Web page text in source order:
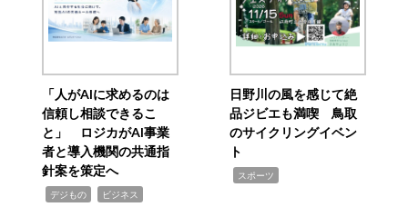
「人がAIに求めるのは
信頼し相談できるこ
と」 ロジカがAI事業
者と導入機関の共通指
針案を策定へ
デジもの ビジネス
日野川の風を感じて絶
品ジビエも満喫 鳥取
のサイクリングイベン
ト
スポーツ